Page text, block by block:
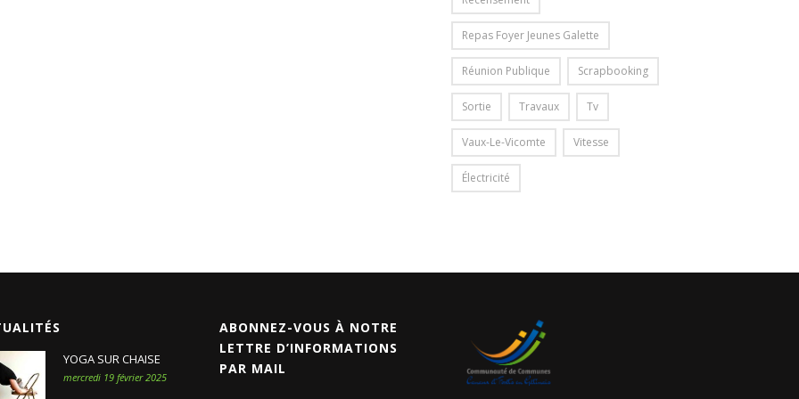
Repas Foyer Jeunes Galette
Réunion Publique Scrapbooking
Sortie Travaux Tv
Vaux-Le-Vicomte Vitesse
Électricité
YOGA SUR CHAISE
mercredi 19 février 2025
ABONNEZ-VOUS À NOTRE
LETTRE D’INFORMATIONS
PAR MAIL